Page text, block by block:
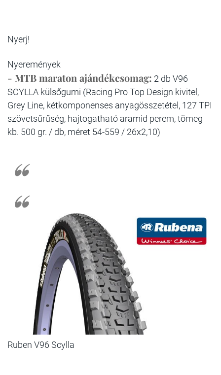
Nyerj!
Nyeremények
- MTB maraton ajándékcsomag: 2 db V96
SCYLLA külsőgumi (Racing Pro Top Design kivitel,
Grey Line, kétkomponenses anyagösszetétel, 127 TPI
szövetsűrűség, hajtogatható aramid perem, tömeg
kb. 500 gr. / db, méret 54-559 / 26x2,10)
Ruben V96 Scylla